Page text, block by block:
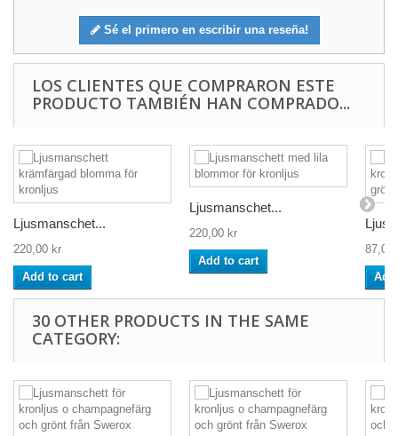
Sé el primero en escribir una reseña!
LOS CLIENTES QUE COMPRARON ESTE
PRODUCTO TAMBIÉN HAN COMPRADO...
Ljusmanschet...
220,00 kr
Add to cart
Ljusmanschet...
220,00 kr
Add to cart
87,00
30 OTHER PRODUCTS IN THE SAME
CATEGORY: